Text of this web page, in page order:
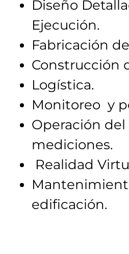
Diseño
Ejecución.
Fabricación
Construcción
Logística.
Monitoreo y
Operación
mediciones.
Realidad
edificación.